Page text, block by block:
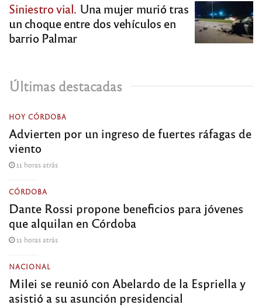
Siniestro vial. Una mujer murió tras
un choque entre dos vehículos en
barrio Palmar
Últimas destacadas
HOY CÓRDOBA
Advierten por un ingreso de fuertes ráfagas de
viento
11 horas atrás
CÓRDOBA
Dante Rossi propone beneficios para jóvenes
que alquilan en Córdoba
11 horas atrás
NACIONAL
Milei se reunió con Abelardo de la Espriella y
asistió a su asunción presidencial